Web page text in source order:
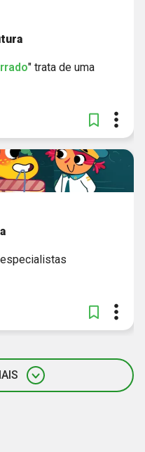
" trata de uma